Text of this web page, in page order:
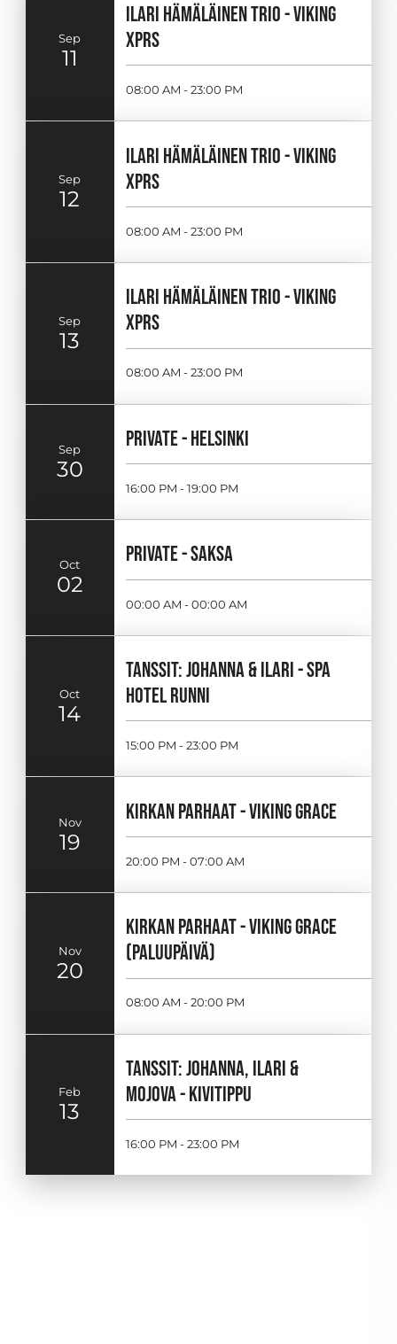
Sep
11
ILARI HÄMÄLÄINEN TRIO - VIKING
XPRS
08:00 AM - 23:00 PM
Sep
12
ILARI HÄMÄLÄINEN TRIO - VIKING
XPRS
08:00 AM - 23:00 PM
Sep
13
ILARI HÄMÄLÄINEN TRIO - VIKING
XPRS
08:00 AM - 23:00 PM
Sep
30
PRIVATE - HELSINKI
16:00 PM - 19:00 PM
Oct
02
PRIVATE - SAKSA
00:00 AM - 00:00 AM
Oct
14
TANSSIT: JOHANNA & ILARI - SPA
HOTEL RUNNI
15:00 PM - 23:00 PM
Nov
19
KIRKAN PARHAAT - VIKING GRACE
20:00 PM - 07:00 AM
Nov
20
KIRKAN PARHAAT - VIKING GRACE
(PALUUPÄIVÄ)
08:00 AM - 20:00 PM
Feb
13
TANSSIT: JOHANNA, ILARI &
MOJOVA - KIVITIPPU
16:00 PM - 23:00 PM